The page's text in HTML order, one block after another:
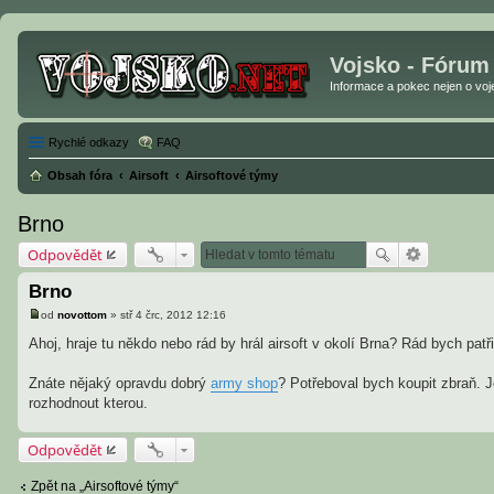
Vojsko - Fórum
Informace a pokec nejen o
Rychlé odkazy FAQ
Obsah fóra Airsoft Airsoftové týmy
Brno
Odpovědět
Brno
ě
v
k
od novottom » stř 4 črc, 2012 12:16
Ahoj, hraje tu někdo nebo rád by hrál airsoft v okolí Brna? Rád bych
Znáte nějaký opravdu dobrý army shop? Potřeboval bych koupit zbraň.
rozhodnout kterou.
Odpovědět
Zpět na „Airsoftové týmy“